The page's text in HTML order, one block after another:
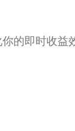
的即时收益